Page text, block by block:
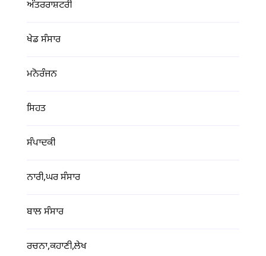
ਅੰਤਰਰਾਸ਼ਟਰੀ
ਖੇਡ ਸੰਸਾਰ
ਮਨੋਰੰਜਨ
ਸਿਹਤ
ਸੰਪਾਦਕੀ
ਨਾਰੀ,ਘਰ ਸੰਸਾਰ
ਬਾਲ ਸੰਸਾਰ
ਰਚਨਾ,ਕਹਾਣੀ,ਲੇਖ